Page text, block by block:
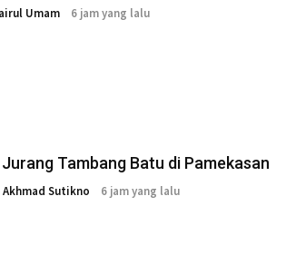
Umam 6 jam yang lalu
Tambang Batu di Pamekasan
Akhmad Sutikno 6 jam yang lalu